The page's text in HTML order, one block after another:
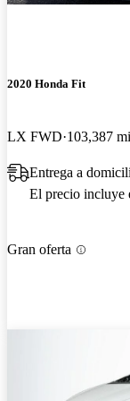
2020 Honda Fit
LX FWD 103,387
Entrega a
El precio incluye
Gran oferta